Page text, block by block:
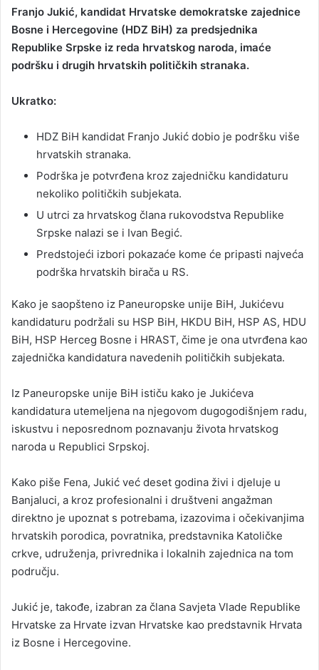
Franjo Jukić, kandidat Hrvatske demokratske zajednice
Bosne i Hercegovine (HDZ BiH) za predsjednika
Republike Srpske iz reda hrvatskog naroda, imaće
podršku i drugih hrvatskih političkih stranaka.
Ukratko:
HDZ BiH kandidat Franjo Jukić dobio je podršku više
hrvatskih stranaka.
Podrška je potvrđena kroz zajedničku kandidaturu
nekoliko političkih subjekata.
U utrci za hrvatskog člana rukovodstva Republike
Srpske nalazi se i Ivan Begić.
Predstojeći izbori pokazaće kome će pripasti najveća
podrška hrvatskih birača u RS.
Kako je saopšteno iz Paneuropske unije BiH, Jukićevu
kandidaturu podržali su HSP BiH, HKDU BiH, HSP AS, HDU
BiH, HSP Herceg Bosne i HRAST, čime je ona utvrđena kao
zajednička kandidatura navedenih političkih subjekata.
Iz Paneuropske unije BiH ističu kako je Jukićeva
kandidatura utemeljena na njegovom dugogodišnjem radu,
iskustvu i neposrednom poznavanju života hrvatskog
naroda u Republici Srpskoj.
Kako piše Fena, Jukić već deset godina živi i djeluje u
Banjaluci, a kroz profesionalni i društveni angažman
direktno je upoznat s potrebama, izazovima i očekivanjima
hrvatskih porodica, povratnika, predstavnika Katoličke
crkve, udruženja, privrednika i lokalnih zajednica na tom
području.
Jukić je, takođe, izabran za člana Savjeta Vlade Republike
Hrvatske za Hrvate izvan Hrvatske kao predstavnik Hrvata
iz Bosne i Hercegovine.